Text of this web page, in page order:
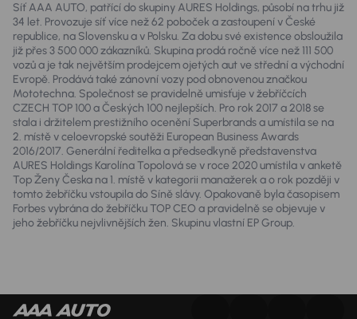
Síť AAA AUTO, patřící do skupiny AURES Holdings, působí na trhu již
34 let. Provozuje síť více než 62 poboček a zastoupení v České
republice, na Slovensku a v Polsku. Za dobu své existence obsloužila
již přes 3 500 000 zákazníků. Skupina prodá ročně více než 111 500
vozů a je tak největším prodejcem ojetých aut ve střední a východní
Evropě. Prodává také zánovní vozy pod obnovenou značkou
Mototechna. Společnost se pravidelně umisťuje v žebříčcích
CZECH TOP 100 a Českých 100 nejlepších. Pro rok 2017 a 2018 se
stala i držitelem prestižního ocenění Superbrands a umístila se na
2. místě v celoevropské soutěži European Business Awards
2016/2017. Generální ředitelka a předsedkyně představenstva
AURES Holdings Karolína Topolová se v roce 2020 umístila v anketě
Top Ženy Česka na 1. místě v kategorii manažerek a o rok později v
tomto žebříčku vstoupila do Síně slávy. Opakovaně byla časopisem
Forbes vybrána do žebříčku TOP CEO a pravidelně se objevuje v
jeho žebříčku nejvlivnějších žen. Skupinu vlastní EP Group.